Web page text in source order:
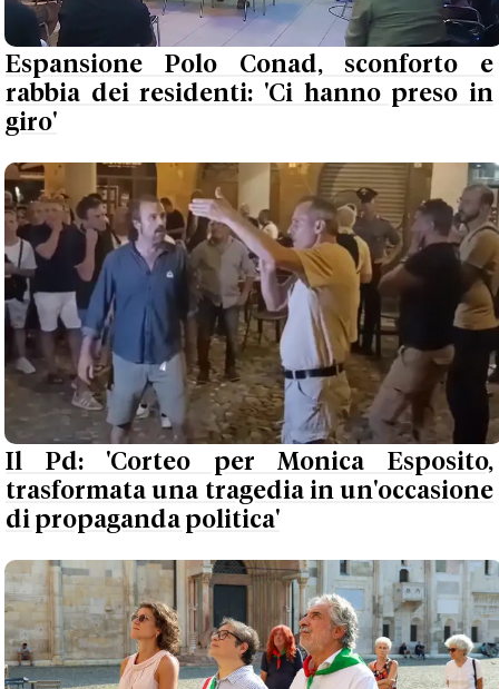
Espansione Polo Conad, sconforto e
rabbia dei residenti: 'Ci hanno preso in
giro'
Il Pd: 'Corteo per Monica Esposito,
trasformata una tragedia in un'occasione
di propaganda politica'